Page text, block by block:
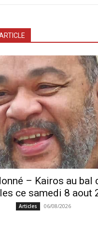
– Kairos au bal
ce samedi 8 aout
Articles 06/08/2026